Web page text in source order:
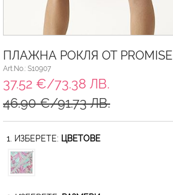
ПЛАЖНА РОКЛЯ ОТ PROMISE
Art.No.: S10907
37.52 €/73.38 ЛВ.
46.90 €/91.73 ЛВ.
1. ИЗБЕРЕТЕ: ЦВЕТОВЕ